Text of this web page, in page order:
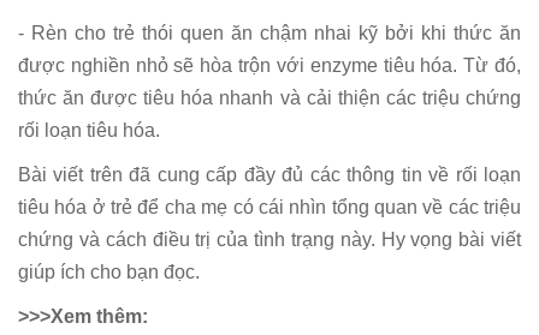
- Rèn cho trẻ thói quen ăn chậm nhai kỹ bởi khi thức ăn
được nghiền nhỏ sẽ hòa trộn với enzyme tiêu hóa. Từ đó,
thức ăn được tiêu hóa nhanh và cải thiện các triệu chứng
rối loạn tiêu hóa.
Bài viết trên đã cung cấp đầy đủ các thông tin về rối loạn
tiêu hóa ở trẻ để cha mẹ có cái nhìn tổng quan về các triệu
chứng và cách điều trị của tình trạng này. Hy vọng bài viết
giúp ích cho bạn đọc.
>>>Xem thêm: